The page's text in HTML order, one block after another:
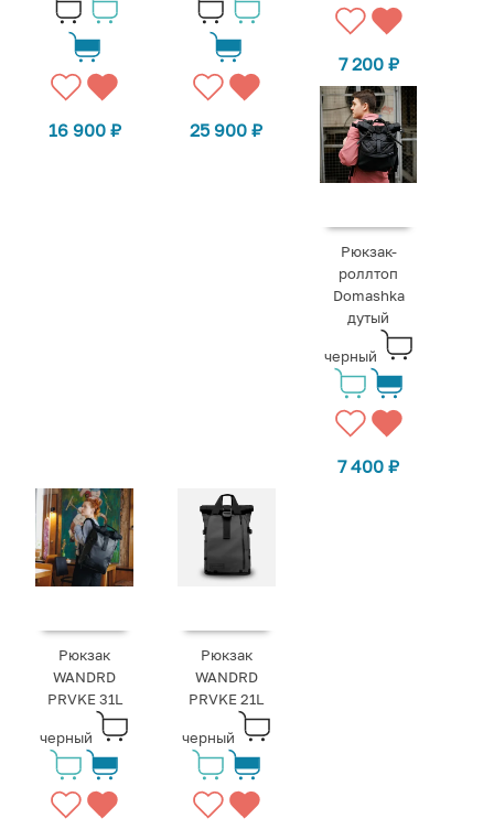
16 900 ₽ 25 900₽
7 200 ₽
Рюкзак-
роллтоп
Domashka
дутый
черный
7 400₽
Рюкзак
WANDRD
PRVKE 31L
черный
Рюкзак
WANDRD
PRVKE 21L
черный